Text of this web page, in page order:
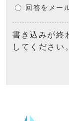
回答をメー
書き込みが終
してください。